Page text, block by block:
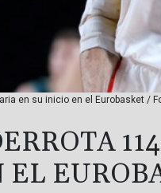
en su inicio en el Eurobasket /